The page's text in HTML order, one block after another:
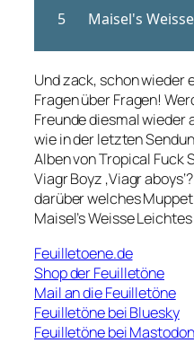
Und zack, schon wieder
Fragen über Fragen!
Freunde diesmal
wie in der letzten
Alben von Tropical Fuck
Viagr Boyz ‚Viagr
darüber welches
Maisel’s Weisse
Feuilletoene.de
Shop der Feuilletöne
Mail an die Feuilletöne
Feuilletöne bei Bluesky
Feuilletöne bei Mastodon